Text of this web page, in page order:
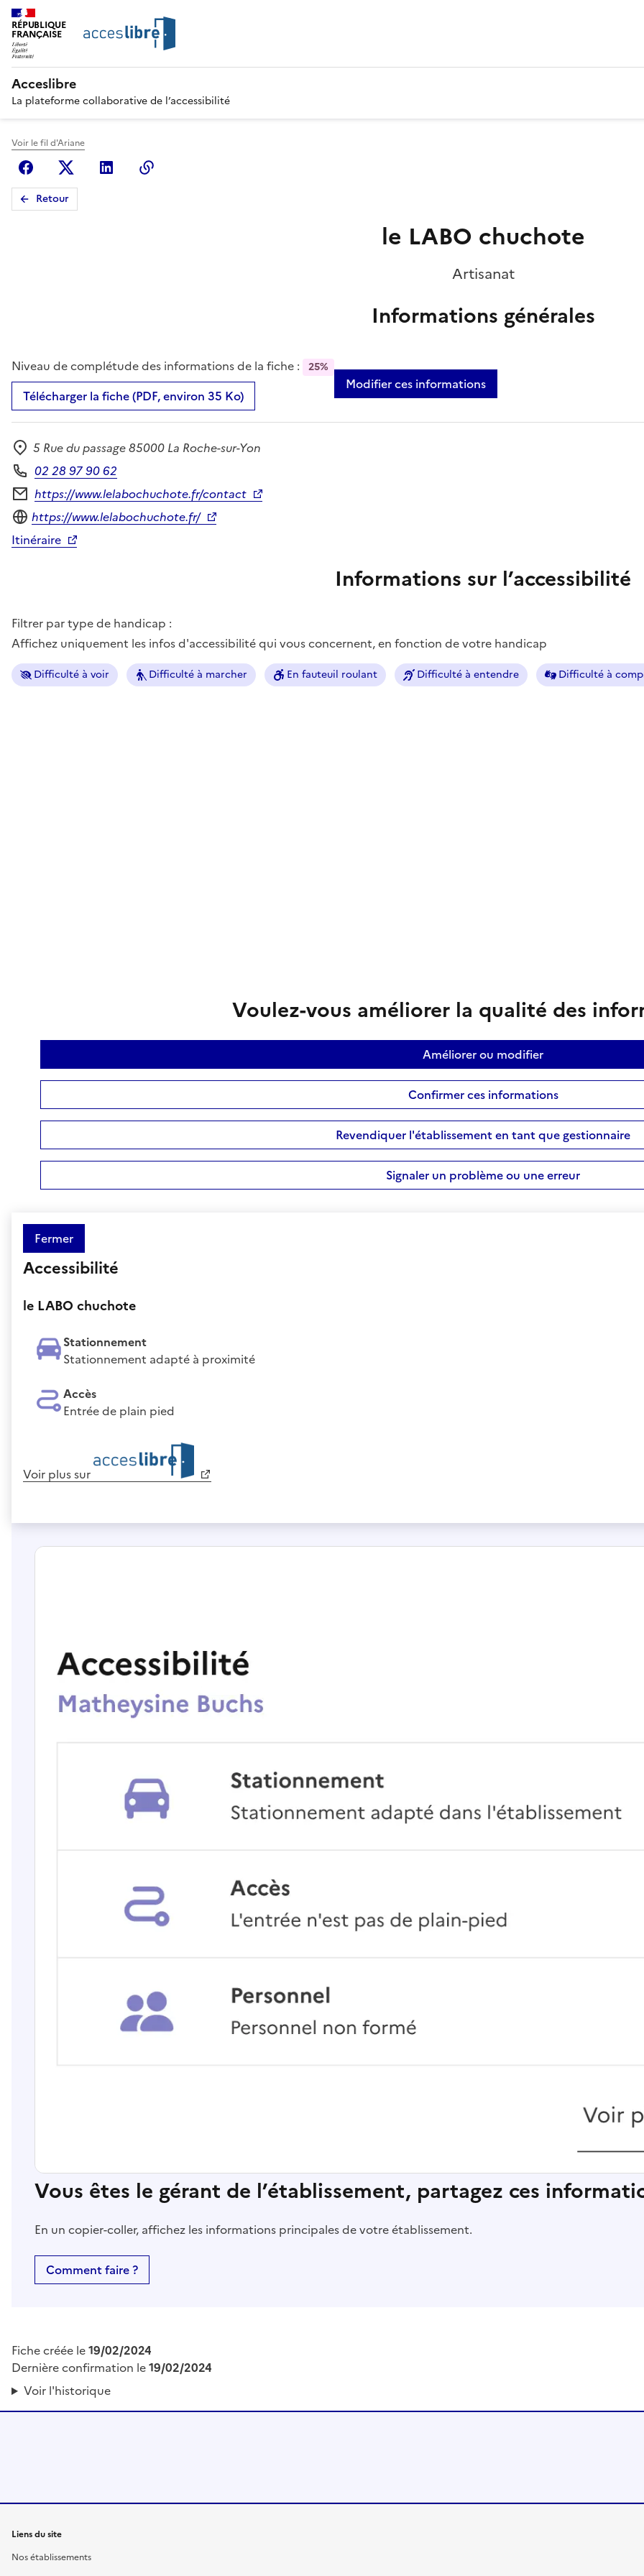
RÉPUBLIQUE
FRANÇAISE
Acceslibre
La plateforme collaborative de l’accessibilité
Voir le fil d'Ariane
FacebookX (anciennement Twitter)
Linkedin
Retour
le LABO chuchote
Artisanat
Informations générales
Niveau de complétude des informations de la fiche : 25%
Télécharger la fiche (PDF, environ 35 Ko)
Modifier ces informations
Adresse
5 Rue du passage 85000 La Roche-sur-Yon
Téléphone
02 28 97 90 62
Formulaire de contact
https://www.lelabochuchote.fr/contact
Site internet
https://www.lelabochuchote.fr/
Itinéraire
Informations sur l’accessibilité
Filtrer par type de handicap :
Affichez uniquement les infos d'accessibilité qui vous concernent, en fonction de votre handicap
Difficulté à voir Difficulté à marcher En fauteuil roulant Difficulté à entendre Difficulté à
Voulez-vous améliorer la qualité des
Améliorer ou modifier
Confirmer ces informations
Revendiquer l'établissement en tant que gestionnaire
Signaler un problème ou une erreur
Fermer
Accessibilité
le LABO chuchote
Stationnement
Stationnement adapté à proximité
Accès
Entrée de plain pied
Voir plus sur
Vous êtes le gérant de l’établissement, partagez ces
En un copier-coller, affichez les informations principales de votre établissement.
Comment faire ?
Fiche créée le19/02/2024
Dernière confirmation le19/02/2024
Voir l'historique
Liens du site
Nos établissements